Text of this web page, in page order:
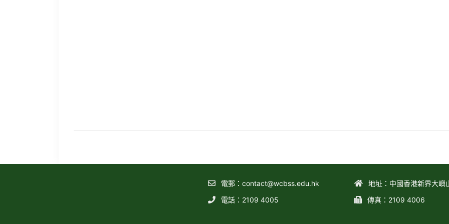
電郵： contact@wcbss.edu.hk
電話：2109 4005
地址：中國香港新界大嶼
傳真：2109 4006